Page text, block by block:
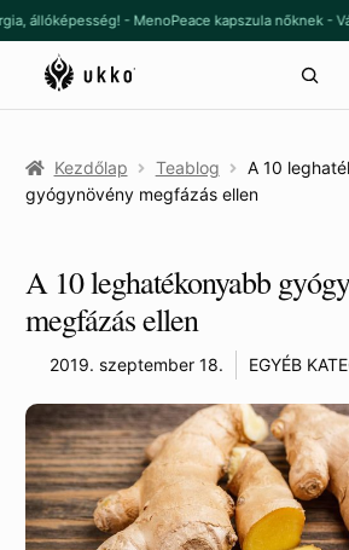
Ugrás
a
navigációhoz
Kilépés
a
tartalomba
állóképesség! - MenoPeace kapszula nőknek -
Kezdőlap Teablog
A 10
gyógynövény megfázás ellen
A 10 leghatékonyabb
megfázás ellen
2019. szeptember 18. EGYÉB